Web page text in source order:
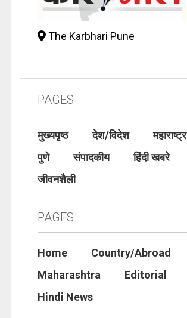
The Karbhari Pune
PAGES
मुख्यपृष्ठ देश/विदेश
महाराष्ट्र
पुणे
संपादकीय
हिंदी खबरे
जीवनशैली
PAGES
Home
Country/Abroad
Maharashtra
Editorial
Hindi News